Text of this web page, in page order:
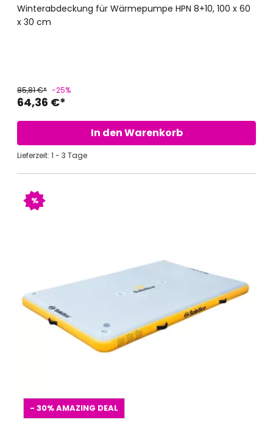
Winterabdeckung für Wärmepumpe HPN 8+10, 100 x 60
x 30 cm
64,36 €*
85,81 €* -25%
In den Warenkorb
Lieferzeit: 1 - 3 Tage
%
- 30%AMAZING DEAL